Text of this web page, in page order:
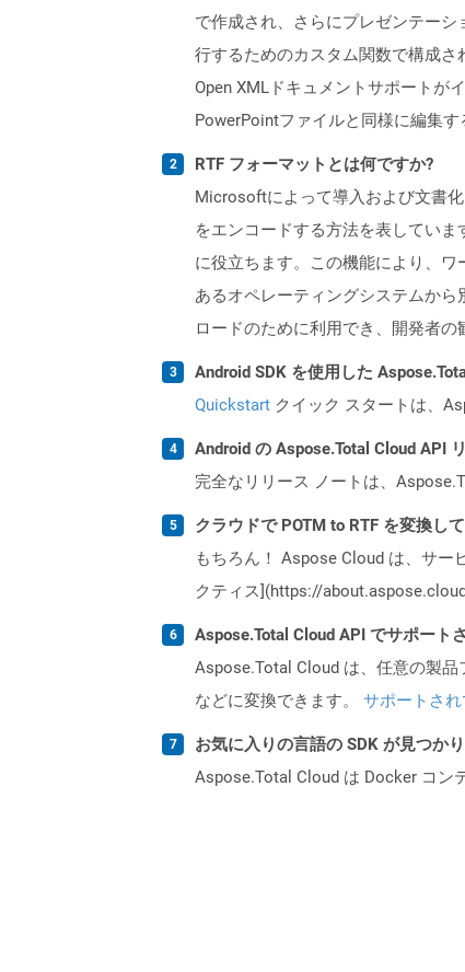
で作成され、さらにプレゼンテー
行するためのカスタム関数で構成さ
Open XMLドキュメントサポートが
PowerPointファイルと同様に編集
RTF フォーマットとは何ですか?
Microsoftによって導入および文書
をエンコードする方法を表してい
に役立ちます。この機能により、
あるオペレーティングシステムか
ロードのために利用でき、開発者の
Android SDK を使用した
Quickstart クイック スタートは、
Android の Aspose.Total Cloud API
完全なリリース ノートは、
クラウドで POTM to RTF を変換し
もちろん！ Aspose Cloud は、サー
クティス](https://
Aspose.Total Cloud API でサポート
Aspose.Total Cloud は、任意の製品
などに変換できます。 サポートさ
お気に入りの言語の SDK が見つか
Aspose.Total Cloud は Docker コン